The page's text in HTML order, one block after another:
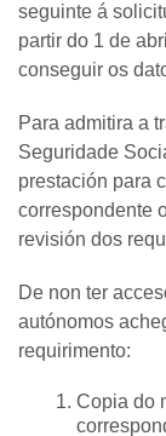
seguinte á
partir do 1 de
conseguir os
Para admitira a
Seguridade
prestación para
correspondente
revisión dos
De non ter
autónomos
requirimento:
Copia do